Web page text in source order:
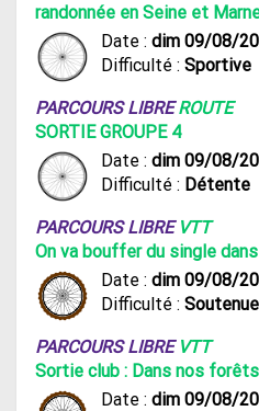
randonnée en Seine et
Date : dim 09/08/
Difficulté : Sportive
PARCOURS LIBREROUTE
SORTIE GROUPE 4
Date : dim 09/08/
Difficulté : Détente
PARCOURS LIBRE VTT
On va bouffer du single
Date : dim 09/08/
Difficulté : Soutenue
PARCOURS LIBRE VTT
Sortie club : Dans nos forêts
Date : dim 09/08/